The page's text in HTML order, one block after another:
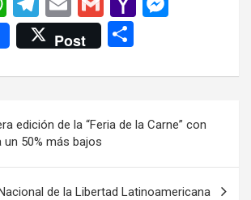
h
at
s
p
p
el
e
gr
m
m
ail
m
ail
o
M
ail
n
er
Post
m
p
ar
tir
edición de la “Feria de la Carne” con
50% más bajos
de la Libertad Latinoamericana